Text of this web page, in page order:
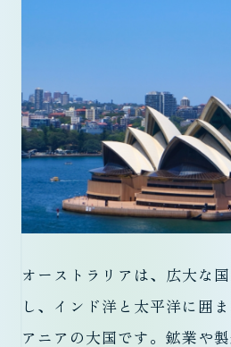
オーストラリアは、広大な
し、インド洋と太平洋に囲
アニアの大国です。鉱業や